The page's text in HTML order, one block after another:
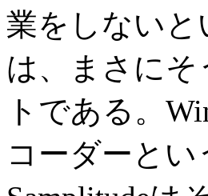
業をしないと
は、まさにそ
トである。
コーダーと